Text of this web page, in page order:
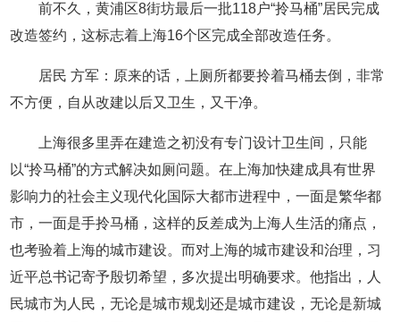
前不久，黄浦区8街坊最后一批118户“拎马桶”居民完成
改造签约，这标志着上海16个区完成全部改造任务。
居民 方军：原来的话，上厕所都要拎着马桶去倒，非常
不方便，自从改建以后又卫生，又干净。
上海很多里弄在建造之初没有专门设计卫生间，只能
以“拎马桶”的方式解决如厕问题。在上海加快建成具有世界
影响力的社会主义现代化国际大都市进程中，一面是繁华都
市，一面是手拎马桶，这样的反差成为上海人生活的痛点，
也考验着上海的城市建设。而对上海的城市建设和治理，习
近平总书记寄予殷切希望，多次提出明确要求。他指出，人
民城市为人民，无论是城市规划还是城市建设，无论是新城